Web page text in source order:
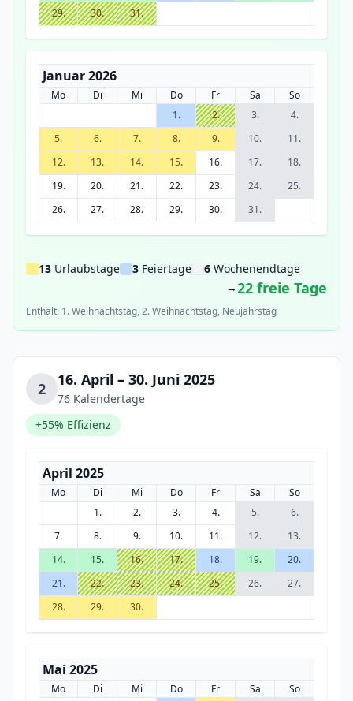
29.
30. 31.
Januar 2026
Mo Di Mi Do Fr Sa
So
1.
2. 3.
4.
5.
6. 7. 8. 9. 10.
11.
12.
13. 14. 15. 16. 17.
18.
19.
20. 21. 22. 23. 24.
25.
26.
27. 28. 29. 30. 31.
13 Urlaubstage 3 Feiertage 6 Wochenendtage
→22 freie Tage
Enthält: 1. Weihnachtstag, 2. Weihnachtstag, Neujahrstag
2 16. April – 30. Juni 2025
76 Kalendertage
+55% Effizienz
April 2025
Mo Di Mi Do Fr Sa
So
1.
2. 3. 4. 5.
6.
7.
8. 9. 10. 11. 12.
13.
14.
15. 16. 17. 18. 19.
20.
21.
22. 23. 24. 25. 26.
27.
28.
29. 30.
Mai 2025
Mo Di Mi Do Fr Sa
So